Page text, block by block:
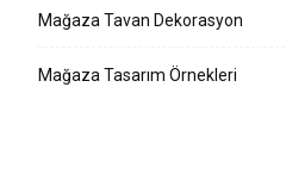
Mağaza Tavan Dekorasyon
Mağaza Tasarım Örnekleri